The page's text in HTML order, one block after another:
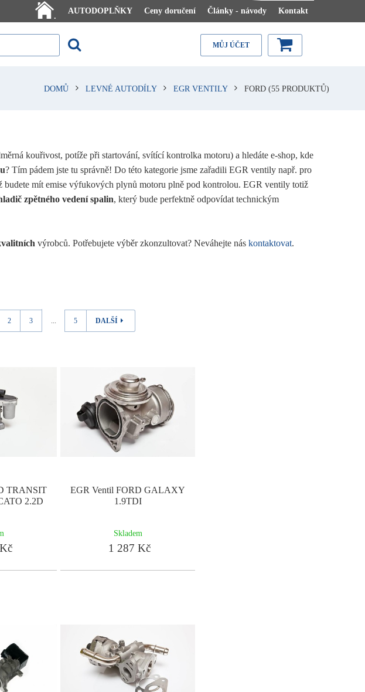
.
AUTODOPLŇKY Ceny doručení Články - návody Kontakt
MŮJ ÚČET
DOMŮ LEVNÉ AUTODÍLY EGR VENTILY FORD (55 PRODUKTŮ)
kouřivost, potíže při startování, svítící kontrolka motoru) a hledáte e-shop, kde
? Tím pádem jste tu správně! Do této kategorie jsme zařadili EGR ventily např. pro
budete mít emise výfukových plynů motoru plně pod kontrolou. EGR ventily totiž
zpětného vedení spalin, který bude perfektně odpovídat technickým
výrobců. Potřebujete výběr zkonzultovat? Neváhejte nás kontaktovat.
2 3 ... 5 DALŠÍ
TRANSIT
2.2D
EGR Ventil FORD GALAXY
1.9TDI
Skladem
1 287 Kč